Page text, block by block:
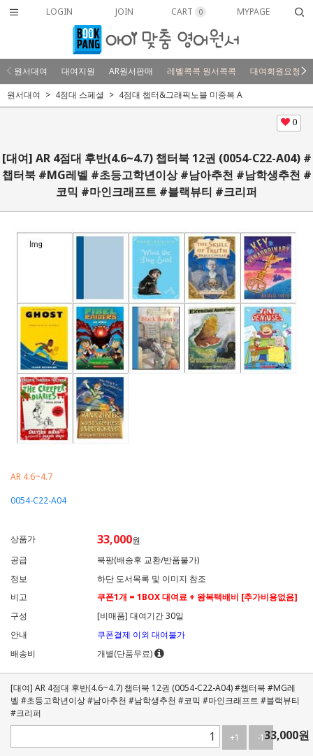
LOGIN JOIN CART 0 MYPAGE
원서대여 대여지원 AR원서판매 레벨콕콕 원서콕콕
대여회원요청
원서대여
4점대 스페셜 4점대 챕터&그래픽노블 미중복 A
0
[대여] AR 4점대 후반(4.6~4.7) 챕터북 12권 (0054-C22-A04) #
챕터북 #MG레벨 #초등고학년이상 #남아추천 #남학생추천 #
코믹 #마인크래프트 #블랙뷰티 #크리퍼
AR 4.6~4.7
0054-C22-A04
상품가 33,000원
공급
북팡(배송후 교환/반품불가)
정보
하단 도서목록 및 이미지 참조
비고
쿠폰1개 = 1BOX 대여료 + 왕복택배비 [추가비용없음]
구성
[비매품] 대여기간 30일
안내
쿠폰결제 이외 대여불가
배송비
개별(단품무료)
[대여] AR 4점대 후반(4.6~4.7) 챕터북 12권 (0054-C22-A04) #챕터북 #MG레
벨 #초등고학년이상 #남아추천 #남학생추천 #코믹 #마인크래프트 #블랙뷰티
#크리퍼
+1 -133,000원